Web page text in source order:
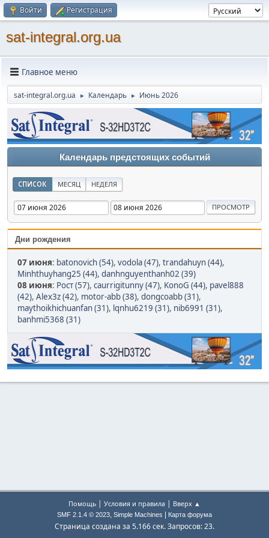
Войти Регистрация
sat-integral.org.ua
Главное меню
sat-integral.org.ua ► Календарь ► Июнь 2026
Календарь предстоящих событий
СПИСОК МЕСЯЦ НЕДЕЛЯ
Дни рождения
07 июня: batonovich (54), vodola (47), trandahuyn (44),
Minhthuyhang25 (44), danhnguyenthanh02 (39)
08 июня: Рост (57), caurrigitunny (47), KonoG (44), pavel888
(42), Alex3z (42), motor-abb (38), dongcoabb (31),
maythoikhichuanfan (31), lqnhu6219 (31), nib6991 (31),
banhmi5368 (31)
Помощь | Условия и правила | Вверх ▲
SMF 2.1.4 © 2023, Simple Machines Карта форума
Страница создана за 5.166 сек. Запросов: 23.